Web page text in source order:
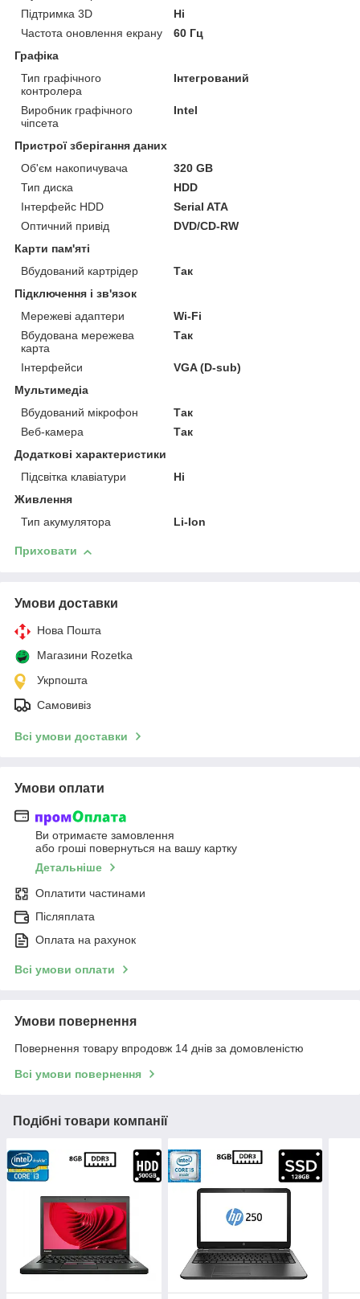
Підтримка 3D
Ні
Частота оновлення екрану
60 Гц
Графіка
Тип графічного
контролера
Інтегрований
Виробник графічного
чіпсета
Intel
Пристрої зберігання даних
Об'єм накопичувача
320 GB
Тип диска
HDD
Інтерфейс HDD
Serial ATA
Оптичний привід
DVD/CD-RW
Карти пам'яті
Вбудований картрідер
Так
Підключення і зв'язок
Мережеві адаптери
Wi-Fi
Вбудована мережева
карта
Так
Інтерфейси
VGA (D-sub)
Мультимедіа
Вбудований мікрофон
Так
Веб-камера
Так
Додаткові характеристики
Підсвітка клавіатури
Ні
Живлення
Тип акумулятора
Li-Ion
Приховати
Умови доставки
Нова Пошта
Магазини Rozetka
Укрпошта
Самовивіз
Всі умови доставки
Умови оплати
Ви отримаєте замовлення
або гроші повернуться на вашу картку
Детальніше
Оплатити частинами
Післяплата
Оплата на рахунок
Всі умови оплати
Умови повернення
Повернення товару впродовж 14 днів за домовленістю
Всі умови повернення
Подібні товари компанії